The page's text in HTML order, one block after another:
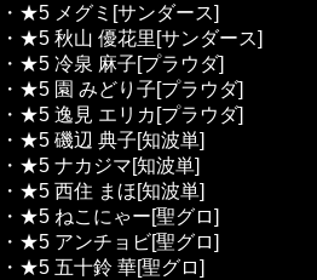
・★5 メグミ[サンダース]
・★5 秋山 優花里[サンダース]
・★5 冷泉 麻子[プラウダ]
・★5 園 みどり子[プラウダ]
・★5 逸見 エリカ[プラウダ]
・★5 磯辺 典子[知波単]
・★5 ナカジマ[知波単]
・★5 西住 まほ[知波単]
・★5 ねこにゃー[聖グロ]
・★5 アンチョビ[聖グロ]
・★5 五十鈴 華[聖グロ]